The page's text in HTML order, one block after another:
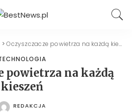
>Oczyszczacze powietrza na każdą kieszeń
powietrza na każdą
kieszeń
POSTED
REDAKCJA